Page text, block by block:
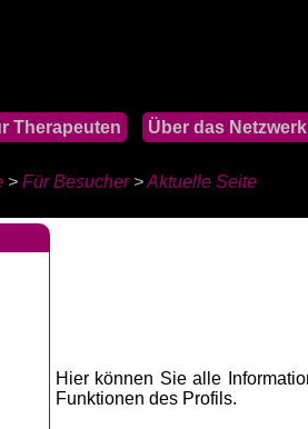
Therapeuten Über das Netzwerk
> Für Besucher>Aktuelle Seite
Hier können Sie alle
Funktionen des Profils.